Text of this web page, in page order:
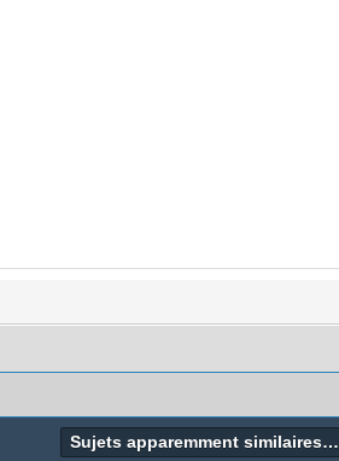
Sujets apparemment similaires…